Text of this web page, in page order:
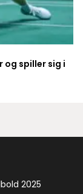
og spiller sig i
2025